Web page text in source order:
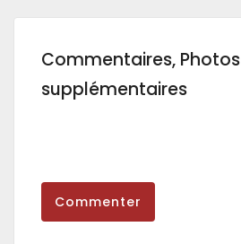
Commentaires, Photos
supplémentaires
Commenter